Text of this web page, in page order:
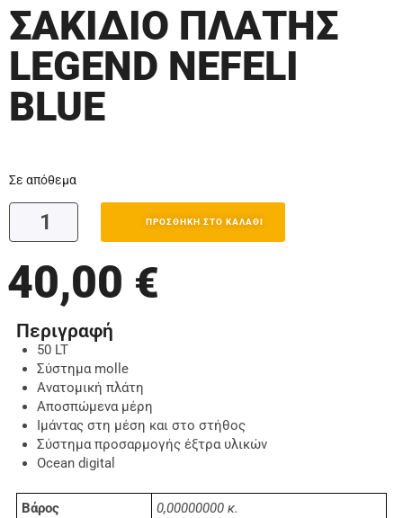
ΣΑΚΙΔΙΟ ΠΛΑΤΗΣ
LEGEND NEFELI
BLUE
Σε απόθεμα
ΠΡΟΣΘΉΚΗ ΣΤΟ ΚΑΛΆΘΙ
40,00 €
Περιγραφή
50 LT
Σύστημα molle
Ανατομική πλάτη
Αποσπώμενα μέρη
Ιμάντας στη μέση και στο στήθος
Σύστημα προσαρμογής έξτρα υλικών
Ocean digital
Βάρος 0,00000000 κ.